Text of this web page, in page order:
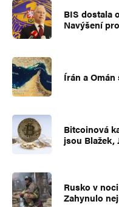
BIS dostala
Navýšení
Írán a
Bitcoinová
jsou Blažek,
Rusko v
Zahynulo